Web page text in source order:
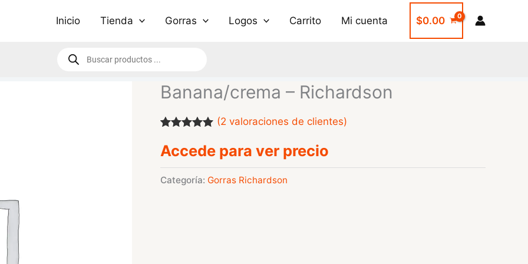
Inicio Tienda Gorras Logos Carrito Mi cuenta $0.00
Búsqueda
de
Banana/crema – Richardson
con5.00 de
5 en base a
valoraciones
de clientes
(2 valoraciones de clientes)
Accede para ver precio
Categoría: Gorras Richardson